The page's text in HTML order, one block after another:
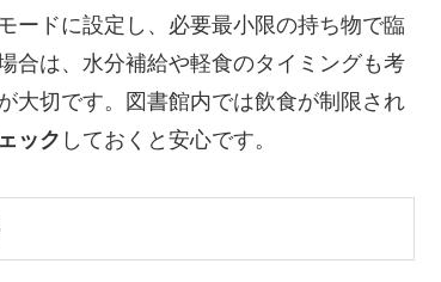
ードに設定し、必要最小限の持ち物で臨
合は、水分補給や軽食のタイミングも考
大切です。図書館内では飲食が制限され
ック しておくと安心です。